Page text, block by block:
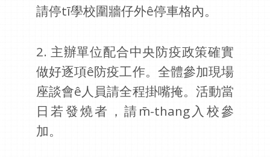
請停tī學校圍牆仔外ê停車格內。
2. 主辦單位配合中央防疫政策確實
做好逐項ê防疫工作。全體參加現場
座談會ê人員請全程掛嘴掩。活動當
日若發燒者，請m̄-thang入校參
加。